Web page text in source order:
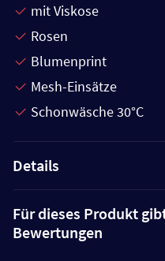
mit Viskose
Rosen
Blumenprint
Mesh-Einsätze
Schonwäsche 30°C
Details
Für dieses Produkt
Bewertungen